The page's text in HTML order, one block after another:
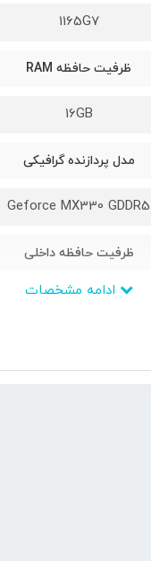
1165G7
ظرفیت حافظه RAM
16GB
مدل پردازنده گرافیکی
Geforce MX330 GDDR5
ظرفیت حافظه داخلی
1TB
360*234.9*19.9 میلی متر